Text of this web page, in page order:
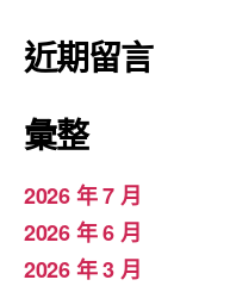
近期留言
彙整
2026 年 7 月
2026 年 6 月
2026 年 3 月